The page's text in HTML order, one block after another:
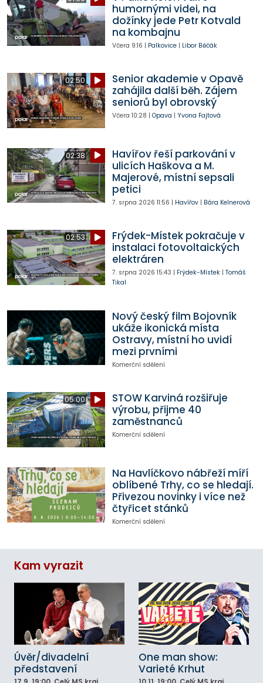
humornými videi, na
dožínky jede Petr Kotvald
na kombajnu
Včera 9:16 | Palkovice| Libor Běčák
02:50
Senior akademie v Opavě
zahájila další běh. Zájem
seniorů byl obrovský
Včera 10:28 | Opava | Yvona Fajtová
02:38
Havířov řeší parkování v
ulicích Haškova a M.
Majerové, místní sepsali
petici
7. srpna 2026 11:56 | Havířov| Bára Kelnerová
02:53
Frýdek-Místek pokračuje v
instalaci fotovoltaických
elektráren
7. srpna 2026 15:43 | Frýdek-Místek| Tomáš
Tikal
Nový český film Bojovník
ukáže ikonická místa
Ostravy, místní ho uvidí
mezi prvními
Komerční sdělení
05:00
STOW Karviná rozšiřuje
výrobu, přijme 40
zaměstnanců
Komerční sdělení
Na Havlíčkovo nábřeží míří
oblíbené Trhy, co se hledají.
Přivezou novinky i více než
čtyřicet stánků
Komerční sdělení
Kam vyrazit
Úvěr/divadelní
představení
One man show:
Varieté Krhut